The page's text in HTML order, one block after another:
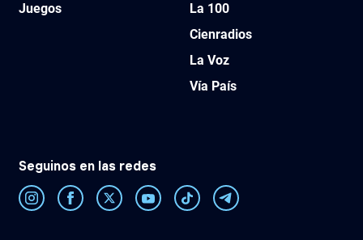
Juegos
La 100
Cienradios
La Voz
Vía País
Seguinos en las redes